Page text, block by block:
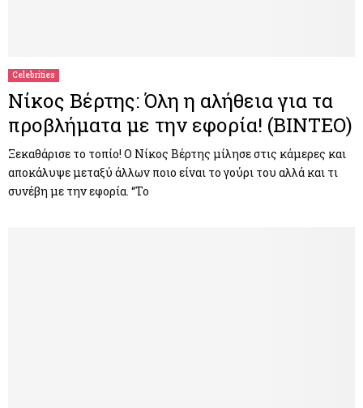
Celebrities
Νίκος Βέρτης: Όλη η αλήθεια για τα
προβλήματα με την εφορία! (ΒΙΝΤΕΟ)
Ξεκαθάρισε το τοπίο! Ο Νίκος Βέρτης μίλησε στις κάμερες και
αποκάλυψε μεταξύ άλλων ποιο είναι το γούρι του αλλά και τι
συνέβη με την εφορία. “Το